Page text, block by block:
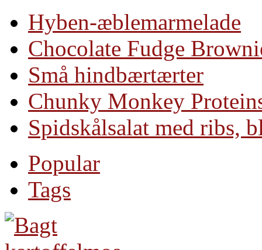
Hyben-æblemarmelade
Chocolate Fudge
Små hindbærtærter
Chunky Monkey
Spidskålsalat med ribs,
Popular
Tags